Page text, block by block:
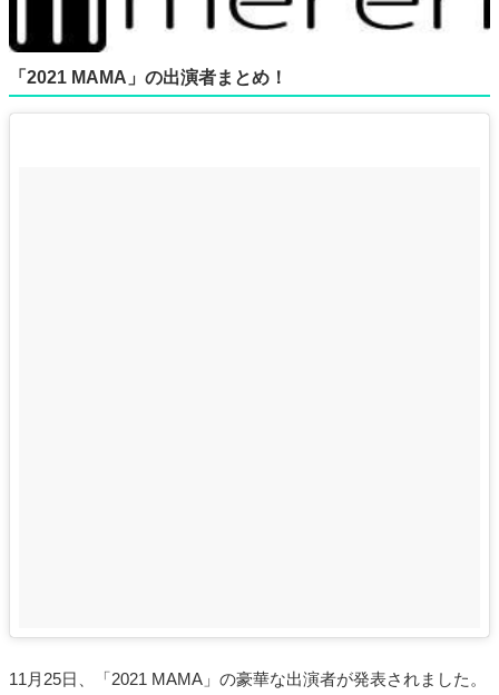
「2021 MAMA」の出演者まとめ！
11月25日、「2021 MAMA」の豪華な出演者が発表されました。